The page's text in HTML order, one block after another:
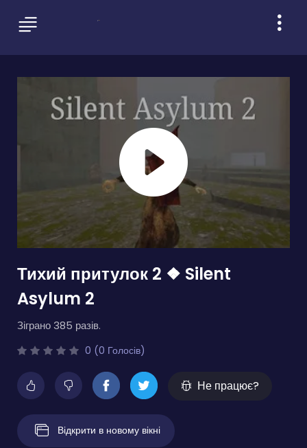
Тихий притулок 2 ❖ Silent
Asylum 2
Зіграно 385 разів.
0 (0 Голосів)
Не працює?
Відкрити в новому вікні